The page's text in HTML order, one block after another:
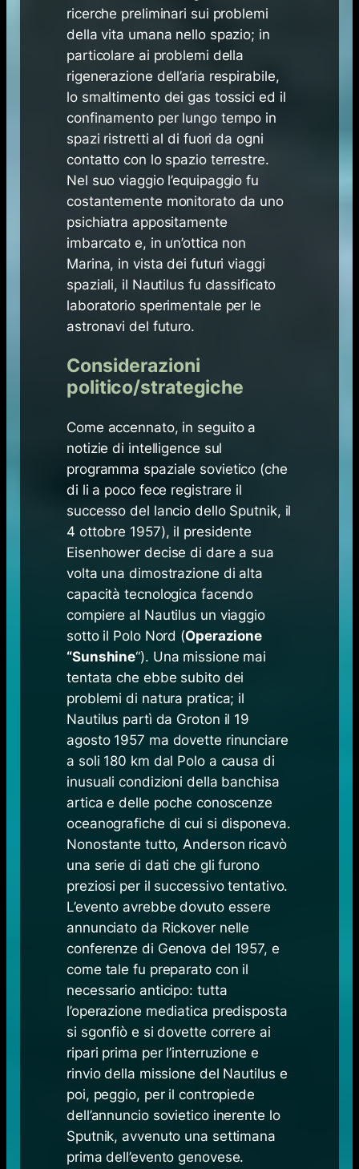
ricerche preliminari sui problemi
della vita umana nello spazio; in
particolare ai problemi della
rigenerazione dell’aria respirabile,
lo smaltimento dei gas tossici ed il
confinamento per lungo tempo in
spazi ristretti al di fuori da ogni
contatto con lo spazio terrestre.
Nel suo viaggio l’equipaggio fu
costantemente monitorato da uno
psichiatra appositamente
imbarcato e, in un’ottica non
Marina, in vista dei futuri viaggi
spaziali, il Nautilus fu classificato
laboratorio sperimentale per le
astronavi del futuro.
Considerazioni
politico/strategiche
Come accennato, in seguito a
notizie di intelligence sul
programma spaziale sovietico (che
di li a poco fece registrare il
successo del lancio dello Sputnik, il
4 ottobre 1957), il presidente
Eisenhower decise di dare a sua
volta una dimostrazione di alta
capacità tecnologica facendo
compiere al Nautilus un viaggio
sotto il Polo Nord (Operazione
“Sunshine“). Una missione mai
tentata che ebbe subito dei
problemi di natura pratica; il
Nautilus partì da Groton il 19
agosto 1957 ma dovette rinunciare
a soli 180 km dal Polo a causa di
inusuali condizioni della banchisa
artica e delle poche conoscenze
oceanografiche di cui si disponeva.
Nonostante tutto, Anderson ricavò
una serie di dati che gli furono
preziosi per il successivo tentativo.
L’evento avrebbe dovuto essere
annunciato da Rickover nelle
conferenze di Genova del 1957, e
come tale fu preparato con il
necessario anticipo: tutta
l’operazione mediatica predisposta
si sgonfiò e si dovette correre ai
ripari prima per l’interruzione e
rinvio della missione del Nautilus e
poi, peggio, per il contropiede
dell’annuncio sovietico inerente lo
Sputnik, avvenuto una settimana
prima dell’evento genovese.